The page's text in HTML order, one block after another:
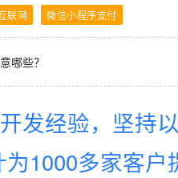
联网 微信小程序支付
哪些？
发经验，坚持
为1000多家客